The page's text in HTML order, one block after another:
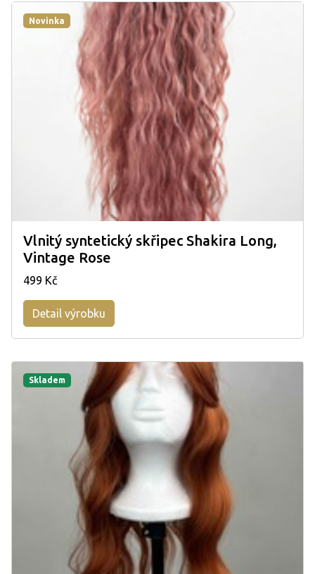
Novinka
Vlnitý syntetický skřipec Shakira Long,
Vintage Rose
499 Kč
Detail výrobku
Skladem